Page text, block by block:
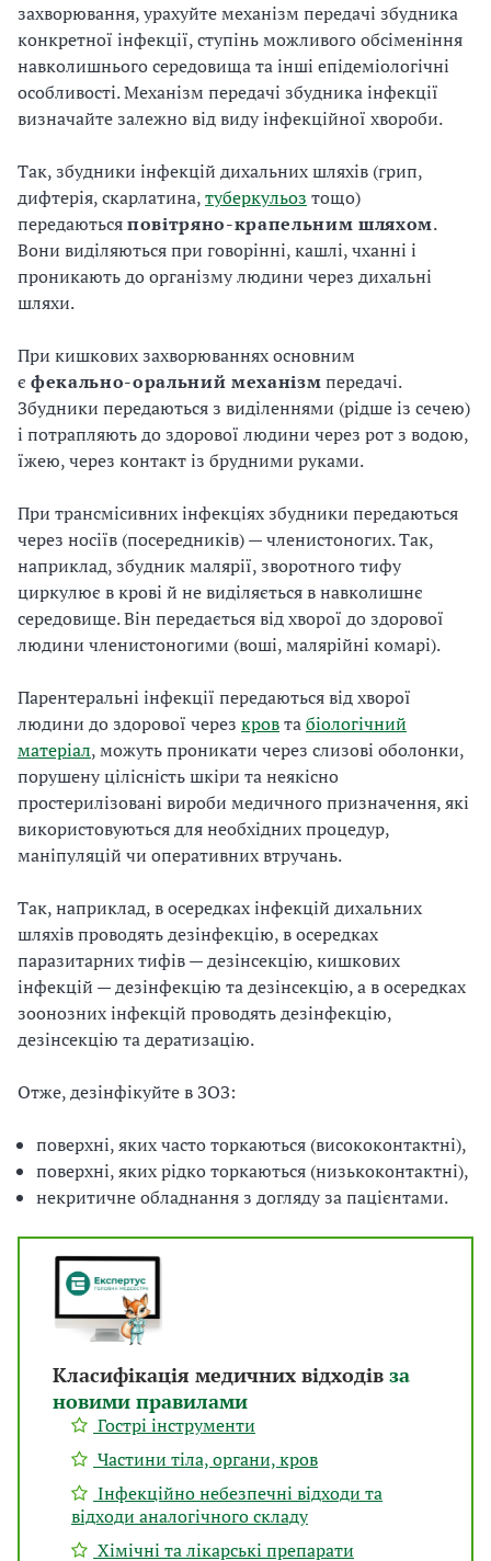
захворювання, урахуйте механізм передачі збудника
конкретної інфекції, ступінь можливого обсіменіння
навколишнього середовища та інші епідеміологічні
особливості. Механізм передачі збудника інфекції
визначайте залежно від виду інфекційної хвороби.
Так, збудники інфекцій дихальних шляхів (грип,
дифтерія, скарлатина,туберкульоз тощо)
передаютьсяповітряно-крапельним шляхом.
Вони виділяються при говорінні, кашлі, чханні і
проникають до організму людини через дихальні
шляхи.
При кишкових захворюваннях основним
є фекально-оральний механізмпередачі.
Збудники передаються з виділеннями (рідше із сечею)
і потрапляють до здорової людини через рот з водою,
їжею, через контакт із брудними руками.
При трансмісивних інфекціях збудники передаються
через носіїв (посередників) — членистоногих. Так,
наприклад, збудник малярії, зворотного тифу
циркулює в крові й не виділяється в навколишнє
середовище. Він передається від хворої до здорової
людини членистоногими (воші, малярійні комарі).
Парентеральні інфекції передаються від хворої
людини до здорової через кровтабіологічний
матеріал, можуть проникати через слизові оболонки,
порушену цілісність шкіри та неякісно
простерилізовані вироби медичного призначення, які
використовуються для необхідних процедур,
маніпуляцій чи оперативних втручань.
Так, наприклад, в осередках інфекцій дихальних
шляхів проводять дезінфекцію, в осередках
паразитарних тифів — дезінсекцію, кишкових
інфекцій — дезінфекцію та дезінсекцію, а в осередках
зоонозних інфекцій проводять дезінфекцію,
дезінсекцію та дератизацію.
Отже, дезінфікуйте в ЗОЗ:
поверхні, яких часто торкаються (висококонтактні),
поверхні, яких рідко торкаються (низькоконтактні),
некритичне обладнання з догляду за пацієнтами.
Класифікація медичних відходів за
новими правилами
Гострі інструменти
Частини тіла, органи, кров
Інфекційно небезпечні відходи та
відходи аналогічного складу
Хімічні та лікарські препарати